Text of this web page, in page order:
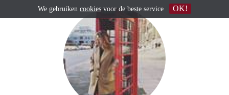
We gebruiken cookies voor de beste service OK!